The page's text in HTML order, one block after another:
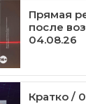
Прямая
после
04.08.26
Кратко /